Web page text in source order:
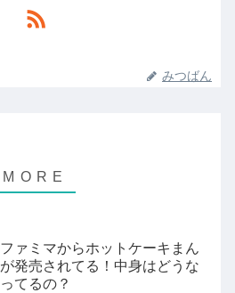
みつばん
ファミマからホットケーキまん
が発売されてる！中身はどうな
ってるの？